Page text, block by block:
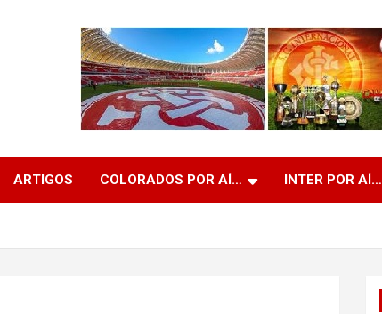
ARTIGOS COLORADOS POR AÍ… INTER POR AÍ…